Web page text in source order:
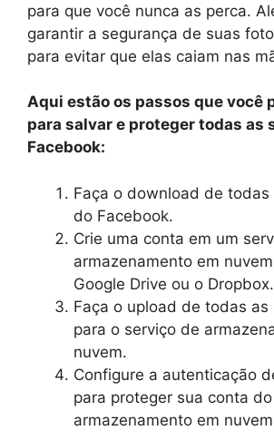
para que você nunca as perca.
garantir a segurança de suas
para evitar que elas caiam nas
Aqui estão os passos que você
para salvar e proteger todas as
Facebook:
Faça o download de
do Facebook.
Crie uma conta em um
armazenamento em
Google Drive ou o Dropbox.
Faça o upload de todas as
para o serviço de
nuvem.
Configure a autenticação
para proteger sua conta
armazenamento em